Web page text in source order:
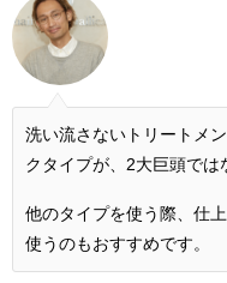
洗い流さないトリートメ
クタイプが、2大巨頭では
他のタイプを使う際、仕
使うのもおすすめです。